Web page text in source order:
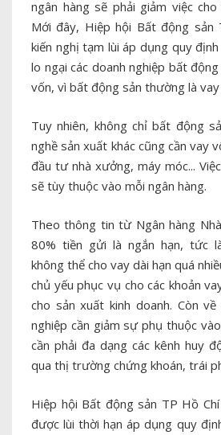
ngân hàng sẽ phải giảm việc
Mới đây, Hiệp hội Bất động sản
kiến nghị tạm lùi áp dụng quy
lo ngại các doanh nghiệp bất
vốn, vì bất động sản thường là vay
Tuy nhiên, không chỉ bất động
nghề sản xuất khác cũng cần vay
đầu tư nhà xưởng, máy móc...
sẽ tùy thuộc vào mỗi ngân hàng.
Theo thông tin từ Ngân hàng
80% tiền gửi là ngắn hạn, tức
không thể cho vay dài hạn quá
chủ yếu phục vụ cho các khoản
cho sản xuất kinh doanh. Còn
nghiệp cần giảm sự phụ thuộc
cần phải đa dạng các kênh huy
qua thị trường chứng khoán, trái
Hiệp hội Bất động sản TP Hồ
được lùi thời hạn áp dụng quy